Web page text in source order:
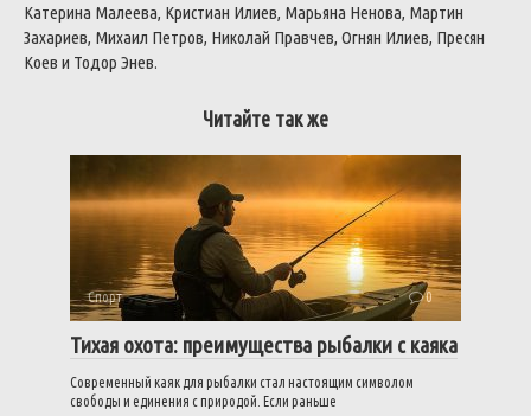
Катерина Малеева, Кристиан Илиев, Марьяна Ненова, Мартин
Захариев, Михаил Петров, Николай Правчев, Огнян Илиев, Пресян
Коев и Тодор Энев.
Читайте так же
Спорт 0
Тихая охота: преимущества рыбалки с каяка
Современный каяк для рыбалки стал настоящим символом
свободы и единения с природой. Если раньше